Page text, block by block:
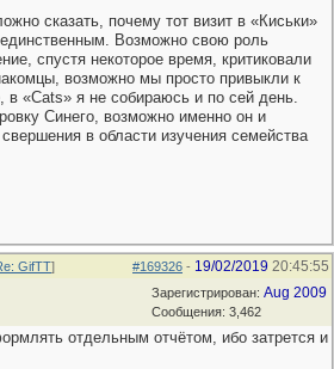
сказать, почему тот визит в «Киськи»
Возможно свою роль
спустя некоторое время, критиковали
возможно мы просто привыкли к
в «Cats» я не собираюсь и по сей день.
Синего, возможно именно он и
в области изучения семейства
#169326 - 19/02/2019 20:45:55
GifTT]
Зарегистрирован: Aug 2009
Сообщения: 3,462
отдельным отчётом, ибо затрется и